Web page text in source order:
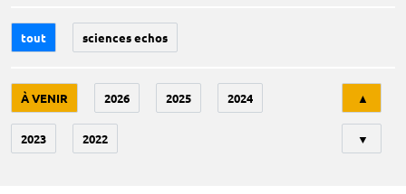
tout sciences echos
À VENIR 2026 2025 2024
2023 2022
▲
▼